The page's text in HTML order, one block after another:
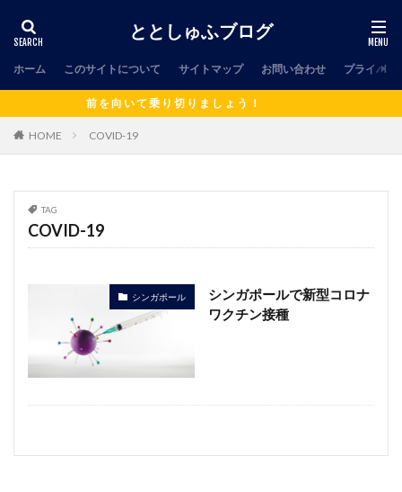
ととしゅふブログ
ホーム このサイトについて サイトマップ お問い合わせ プライバシ
前 を 向 い て 乗 り 切 り ま し ょ う ！
HOME COVID-19
TAG
COVID-19
シンガポール
シンガポールで新型コロナ
ワクチン接種